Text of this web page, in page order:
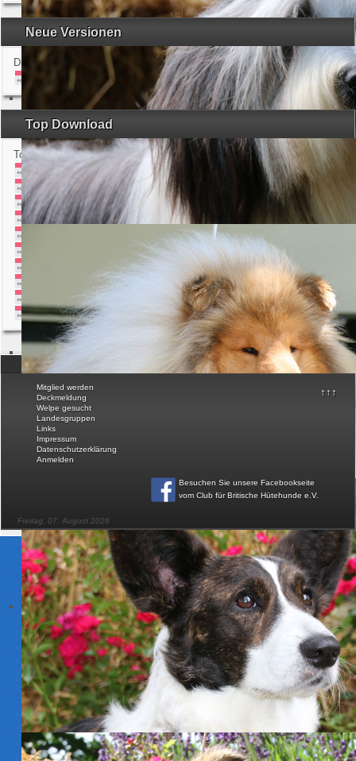
Neue Versionen
Die 5 letzten Versionsupdates
01 Terminschutzantrag ...
Top Download
Top 10 der Downloads
Farbkatalog Border Col...
Zuchtordnung...
Formular für HD-, ED- ...
Körordnung...
Tierärzte mit Zusatzau...
Aufnahmeantrag...
Farbkatalog Welsh Corg...
Farbkatalog Bearded Co...
© Club für Britische Hütehunde e.V.
↑↑↑
Mitglied werden
Deckmeldung
Welpe gesucht
Landesgruppen
Links
Impressum
Datenschutzerklärung
Anmelden
Besuchen Sie unsere Facebookseite
vom Club für Britische Hütehunde e.V.
Freitag, 07. August 2026